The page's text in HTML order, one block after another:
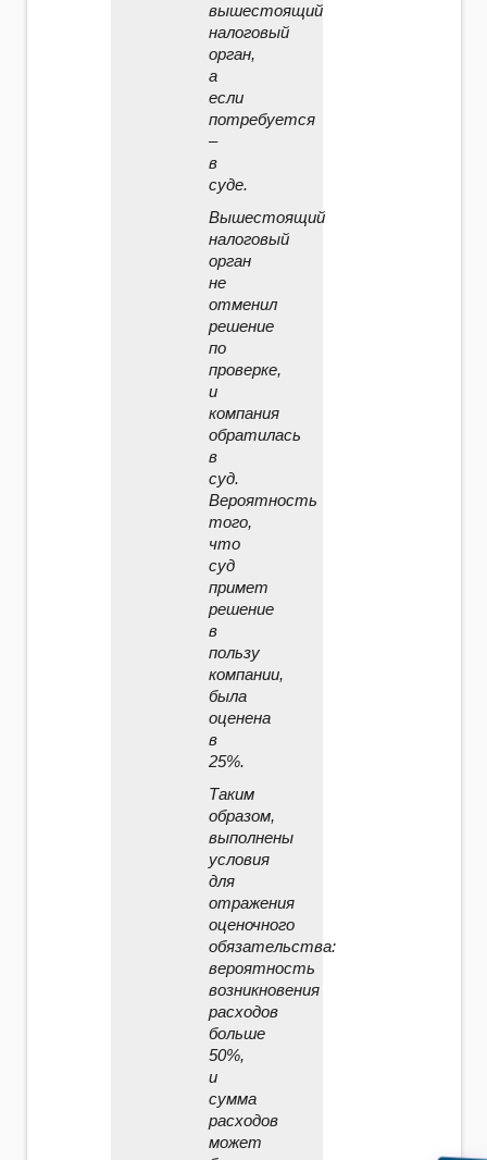
вышестоящий
налоговый
орган,
а
если
потребуется
–
в
суде.
Вышестоящий
налоговый
орган
не
отменил
решение
по
проверке,
и
компания
обратилась
в
суд.
Вероятность
того,
что
суд
примет
решение
в
пользу
компании,
была
оценена
в
25%.
Таким
образом,
выполнены
условия
для
отражения
оценочного
обязательства:
вероятность
возникновения
расходов
больше
50%,
и
сумма
расходов
может